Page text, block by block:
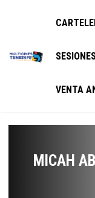
VENTA
MICAH